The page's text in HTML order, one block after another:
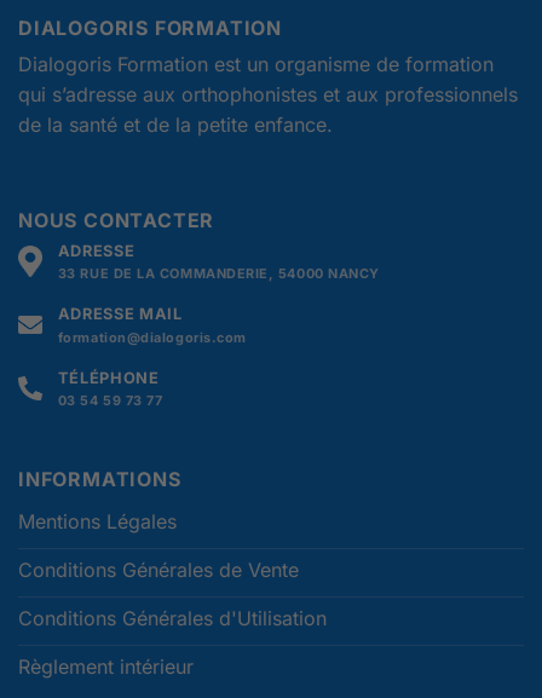
DIALOGORIS FORMATION
Dialogoris Formation est un organisme de formation
qui s’adresse aux orthophonistes et aux professionnels
de la santé et de la petite enfance.
NOUS CONTACTER
ADRESSE
33 RUE DE LA COMMANDERIE, 54000 NANCY
ADRESSE MAIL
formation@dialogoris.com
TÉLÉPHONE
03 54 59 73 77
INFORMATIONS
Mentions Légales
Conditions Générales de Vente
Conditions Générales d'Utilisation
Règlement intérieur